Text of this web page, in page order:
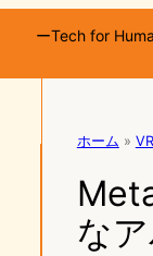
ーTech for
ホーム »
な